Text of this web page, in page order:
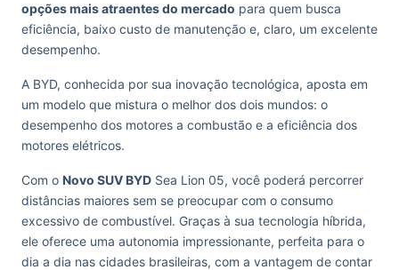
opções mais atraentes do mercado para quem busca
eficiência, baixo custo de manutenção e, claro, um excelente
desempenho.
A BYD, conhecida por sua inovação tecnológica, aposta em
um modelo que mistura o melhor dos dois mundos: o
desempenho dos motores a combustão e a eficiência dos
motores elétricos.
Com o Novo SUV BYD Sea Lion 05, você poderá percorrer
distâncias maiores sem se preocupar com o consumo
excessivo de combustível. Graças à sua tecnologia híbrida,
ele oferece uma autonomia impressionante, perfeita para o
dia a dia nas cidades brasileiras, com a vantagem de contar